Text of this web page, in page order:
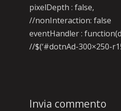
pixelDepth : false,
//nonInteraction: false
eventHandler :
//$(‘#dotnAd-300×250-
Invia commento